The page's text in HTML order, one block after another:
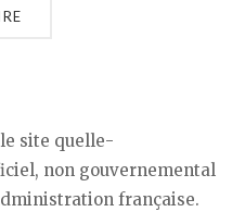
site quelle-
non gouvernemental
française.